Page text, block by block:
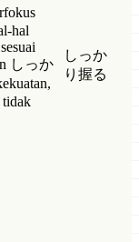
hal
しっか
tidak
しっか
り握る